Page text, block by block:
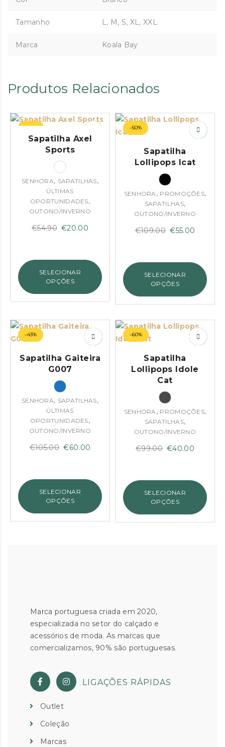
Tamanho L, M, S, XL, XXL
Marca Koala Bay
Produtos Relacionados
–64%
Sapatilha Axel
Sports
SENHORA, SAPATILHAS,
ÚLTIMAS
OPORTUNIDADES,
OUTONO/INVERNO
€54.90 O
€54.90.
€20.00
é:
€20.00.
SELECIONAR
OPÇÕES
–50%
Sapatilha
Lollipops Icat
SENHORA, PROMOÇÕES,
SAPATILHAS,
OUTONO/INVERNO
€109.00 O
€109.00.
€55.00
é:
€55.00.
SELECIONAR
OPÇÕES
–43%
Sapatilha Gaiteira
G007
SENHORA, SAPATILHAS,
ÚLTIMAS
OPORTUNIDADES,
OUTONO/INVERNO
€105.00 O
€105.00.
€60.00
é:
€60.00.
SELECIONAR
OPÇÕES
–60%
Sapatilha
Lollipops Idole
Cat
SENHORA, PROMOÇÕES,
SAPATILHAS,
OUTONO/INVERNO
€99.00 O
€99.00.
€40.00
é:
€40.00.
SELECIONAR
OPÇÕES
Marca portuguesa criada em 2020,
especializada no setor do calçado e
acessórios de moda. As marcas que
comercializamos, 90% são portuguesas.
LIGAÇÕES RÁPIDAS
Outlet
Coleção
Marcas